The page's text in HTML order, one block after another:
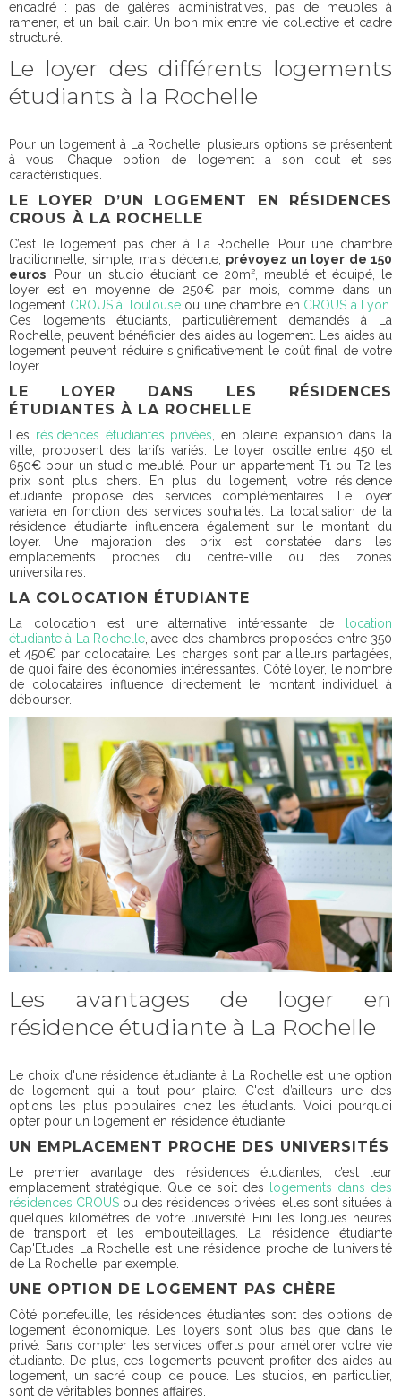
encadré : pas de galères administratives, pas de meubles à
ramener, et un bail clair. Un bon mix entre vie collective et cadre
structuré.
Le loyer des différents logements
étudiants à la Rochelle
Pour un logement à La Rochelle, plusieurs options se présentent
à vous. Chaque option de logement a son cout et ses
caractéristiques.
LE LOYER D’UN LOGEMENT EN RÉSIDENCES
CROUS À LA ROCHELLE
C’est le logement pas cher à La Rochelle. Pour une chambre
traditionnelle, simple, mais décente, prévoyez un loyer de 150
euros . Pour un studio étudiant de 20m², meublé et équipé, le
loyer est en moyenne de 250€ par mois, comme dans un
logement CROUS à Toulouseou une chambre en CROUS à Lyon
Ces logements étudiants, particulièrement demandés à La
Rochelle, peuvent bénéficier des aides au logement. Les aides au
logement peuvent réduire significativement le coût final de votre
loyer.
LE LOYER DANS LES RÉSIDENCES
ÉTUDIANTES À LA ROCHELLE
Les résidences étudiantes privées , en pleine expansion dans la
ville, proposent des tarifs variés. Le loyer oscille entre 450 et
650€ pour un studio meublé . Pour un appartement T1 ou T2 les
prix sont plus chers. En plus du logement, votre résidence
étudiante propose des services complémentaires. Le loyer
variera en fonction des services souhaités. La localisation de la
résidence étudiante influencera également sur le montant du
loyer. Une majoration des prix est constatée dans les
emplacements proches du centre-ville ou des zones
universitaires.
LA COLOCATION ÉTUDIANTE
La colocation est une alternative intéressante de
location
étudiante à La Rochelle , avec des chambres proposées entre 350
et 450€ par colocataire. Les charges sont par ailleurs partagées,
de quoi faire des économies intéressantes. Côté loyer, le nombre
de colocataires influence directement le montant individuel à
débourser.
Les avantages de loger en
résidence étudiante à La Rochelle
Le choix d'une résidence étudiante à La Rochelle est une option
de logement qui a tout pour plaire. C'est d’ailleurs une des
options les plus populaires chez les étudiants. Voici pourquoi
opter pour un logement en résidence étudiante.
UN EMPLACEMENT PROCHE DES UNIVERSITÉS
Le premier avantage des résidences étudiantes, c’est leur
emplacement stratégique. Que ce soit des logements dans des
résidences CROUS ou des résidences privées, elles sont situées à
quelques kilomètres de votre université. Fini les longues heures
de transport et les embouteillages. La résidence étudiante
Cap'Etudes La Rochelle est une résidence proche de l’université
de La Rochelle, par exemple.
UNE OPTION DE LOGEMENT PAS CHÈRE
Côté portefeuille, les résidences étudiantes sont des options de
logement économique. Les loyers sont plus bas que dans le
privé. Sans compter les services offerts pour améliorer votre vie
étudiante. De plus, ces logements peuvent profiter des aides au
logement, un sacré coup de pouce. Les studios, en particulier,
sont de véritables bonnes affaires.